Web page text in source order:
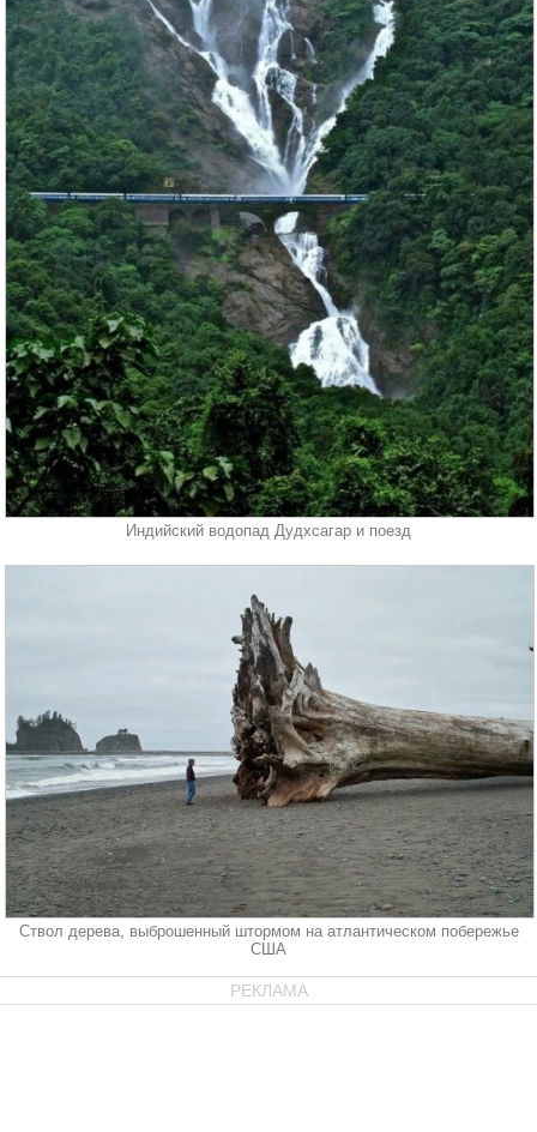
Индийский водопад Дудхсагар и поезд
Ствол дерева, выброшенный штормом на атлантическом побережье
США
РЕКЛАМА